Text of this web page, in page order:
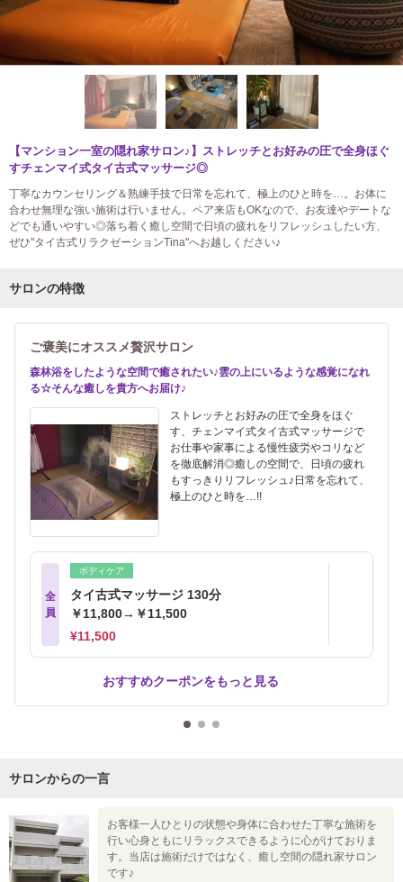
【マンション一室の隠れ家サロン♪】ストレッチとお好みの圧で全身ほぐ
すチェンマイ式タイ古式マッサージ◎
丁寧なカウンセリング＆熟練手技で日常を忘れて、極上のひと時を…。お体に
合わせ無理な強い施術は行いません。ペア来店もOKなので、お友達やデートな
どでも通いやすい◎落ち着く癒し空間で日頃の疲れをリフレッシュしたい方、
ぜひ"タイ古式リラクゼーションTina"へお越しください♪
サロンの特徴
ご褒美にオススメ贅沢サロン
森林浴をしたような空間で癒されたい♪雲の上にいるような感覚になれ
る☆そんな癒しを貴方へお届け♪
ストレッチとお好みの圧で全身をほぐ
す、チェンマイ式タイ古式マッサージで
お仕事や家事による慢性疲労やコリなど
を徹底解消◎癒しの空間で、日頃の疲れ
もすっきりリフレッシュ♪日常を忘れて、
極上のひと時を…!!
全
員
ボディケア
タイ古式マッサージ 130分
￥11,800→￥11,500
¥11,500
おすすめクーポンをもっと見る
サロンからの一言
お客様一人ひとりの状態や身体に合わせた丁寧な施術を
行い心身ともにリラックスできるように心がけておりま
す。当店は施術だけではなく、癒し空間の隠れ家サロン
です♪